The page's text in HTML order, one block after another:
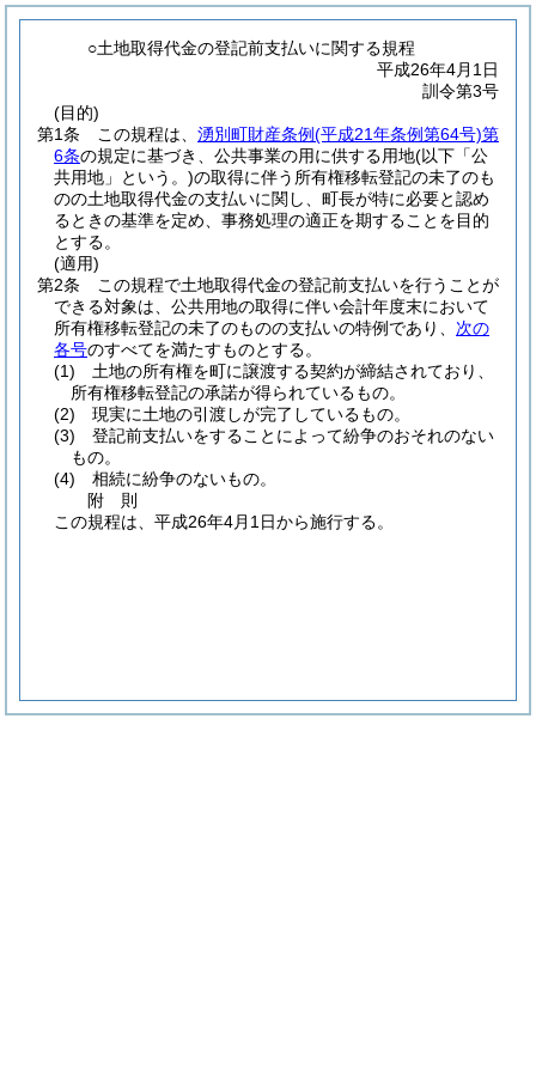
○土地取得代金の登記前支払いに関する規程
平成26年4月1日
訓令第3号
(目的)
第1条
この規程は、 湧別町財産条例(平成21年条例第64号)第
6条の規定に基づき、公共事業の用に供する用地(以下「公
共用地」という。)の取得に伴う所有権移転登記の未了のも
のの土地取得代金の支払いに関し、町長が特に必要と認め
るときの基準を定め、事務処理の適正を期することを目的
とする。
(適用)
第2条
この規程で土地取得代金の登記前支払いを行うことが
できる対象は、公共用地の取得に伴い会計年度末において
所有権移転登記の未了のものの支払いの特例であり、 次の
各号のすべてを満たすものとする。
(1)
土地の所有権を町に譲渡する契約が締結されており、
所有権移転登記の承諾が得られているもの。
(2)
現実に土地の引渡しが完了しているもの。
(3)
登記前支払いをすることによって紛争のおそれのない
もの。
(4)
相続に紛争のないもの。
附 則
この規程は、平成26年4月1日から施行する。